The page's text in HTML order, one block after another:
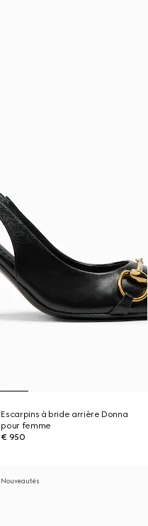
Escarpins à bride arrière Donna
pour femme
€ 950
Nouveautés